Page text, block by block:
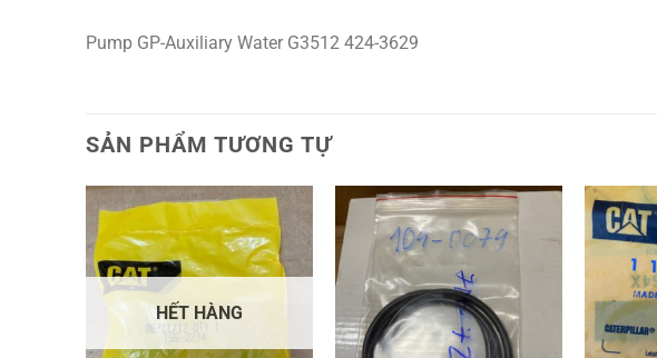
Pump GP-Auxiliary Water G3512 424-3629
SẢN PHẨM TƯƠNG TỰ
HẾT HÀNG